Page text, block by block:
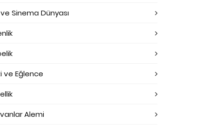
Sinema Dünyası
ve Eğlence
Alemi